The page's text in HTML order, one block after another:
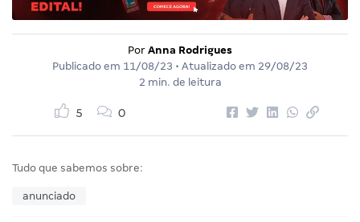
Por Anna Rodrigues
Publicado em 11/08/23 • Atualizado em 29/08/23
2 min. de leitura
5 0
Tudo que sabemos sobre:
anunciado